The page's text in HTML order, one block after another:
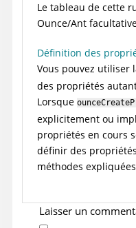
Le tableau de cette
Ounce/Ant
Définition des
Vous pouvez utiliser
des propriétés
Lorsque
explicitement ou
propriétés en cours
définir des propriétés
méthodes
Laisser un